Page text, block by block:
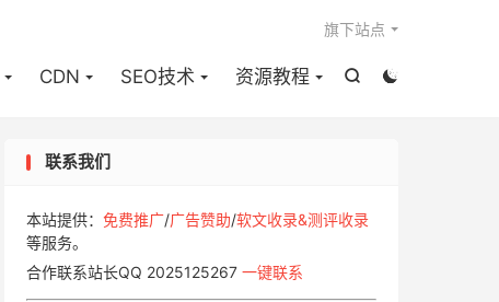


CDN SEO技术 资源教程
旗下站点
联系我们
本站提供： 免费推广/广告赞助/软文收录&测评收录
等服务。
合作联系站长QQ 2025125267 一键联系